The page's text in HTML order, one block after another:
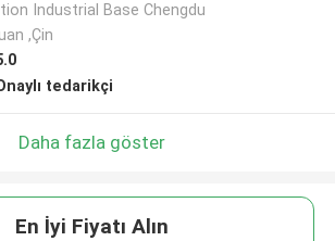
Industrial Base Chengdu
,Çin
tedarikçi
Daha fazla göster
En İyi Fiyatı Alın